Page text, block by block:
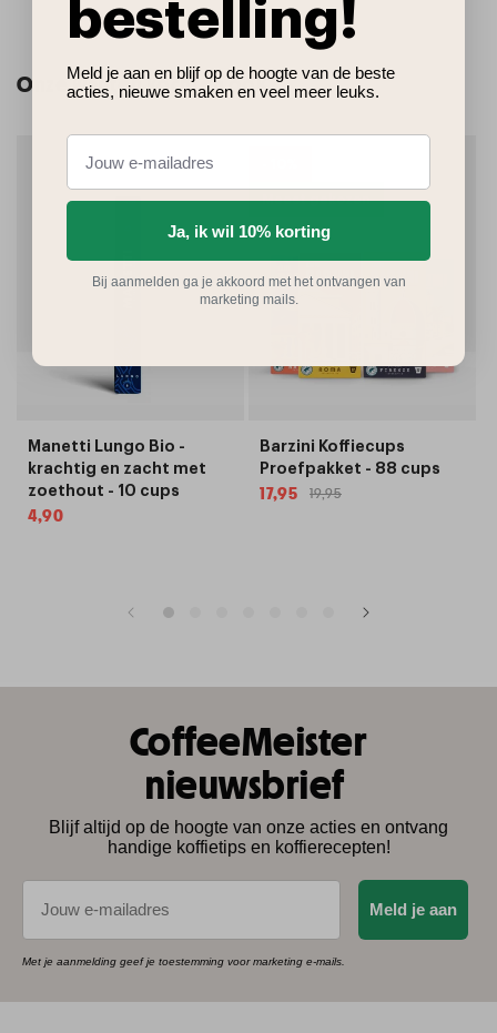
Onze klanten kochten ook
Manetti Lungo Bio -
krachtig en zacht met
zoethout - 10 cups
Normale
4,90
Meest gekozen
Barzini Koffiecups
Proefpakket - 88 cups
Aanbiedingsprijs
17,95
Normale
19,95
CoffeeMeister
nieuwsbrief
Blijf altijd op de hoogte van onze acties en ontvang
handige koffietips en koffierecepten!
E-mail
Meld je aan
Met je aanmelding geef je toestemming voor marketing e-mails.
bestelling!
Meld je aan en blijf op de hoogte van de beste
acties, nieuwe smaken en veel meer leuks.
Ja, ik wil 10% korting
Bij aanmelden ga je akkoord met het ontvangen van
marketing mails.